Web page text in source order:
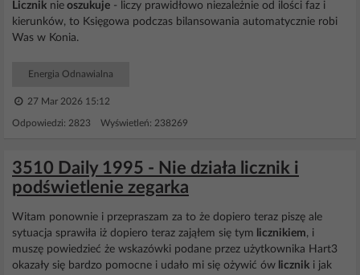
Licznik nie oszukuje - liczy prawidłowo niezależnie od ilości faz i
kierunków, to Księgowa podczas bilansowania automatycznie robi
Was w Konia.
Energia Odnawialna
27 Mar 2026 15:12
Odpowiedzi: 2823 Wyświetleń: 238269
3510 Daily 1995 - Nie działa licznik i
podświetlenie zegarka
Witam ponownie i przepraszam za to że dopiero teraz piszę ale
sytuacja sprawiła iż dopiero teraz zająłem się tym licznikiem, i
muszę powiedzieć że wskazówki podane przez użytkownika Hart3
okazały się bardzo pomocne i udało mi się ożywić ów licznik i jak